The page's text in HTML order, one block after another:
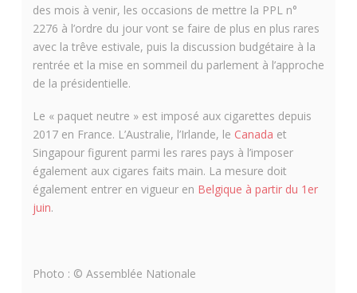
des mois à venir, les occasions de mettre la PPL n°
2276 à l’ordre du jour vont se faire de plus en plus rares
avec la trêve estivale, puis la discussion budgétaire à la
rentrée et la mise en sommeil du parlement à l’approche
de la présidentielle.
Le « paquet neutre » est imposé aux cigarettes depuis
2017 en France. L’Australie, l’Irlande, le Canada et
Singapour figurent parmi les rares pays à l’imposer
également aux cigares faits main. La mesure doit
également entrer en vigueur en Belgique à partir du 1er
juin.
Photo : © Assemblée Nationale